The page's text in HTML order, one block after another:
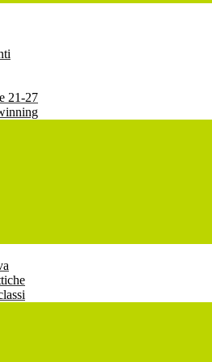
21-27